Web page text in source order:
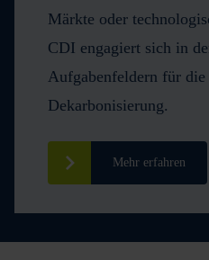
Märkte oder
CDI engagiert sich in
Aufgabenfeldern für
Dekarbonisierung.
Mehr erfahren